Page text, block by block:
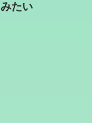
たい